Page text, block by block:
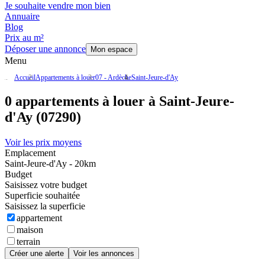
Je souhaite vendre mon bien
Annuaire
Blog
Prix au m²
Déposer une annonce
Mon espace
Menu
AccueilAppartements à louer07 - ArdècheSaint-Jeure-d'Ay
0 appartements à louer à Saint-Jeure-
d'Ay (07290)
Voir les prix moyens
Emplacement
Saint-Jeure-d'Ay - 20km
Budget
Saisissez votre budget
Superficie souhaitée
Saisissez la superficie
appartement
maison
terrain
Créer une alerte Voir les annonces